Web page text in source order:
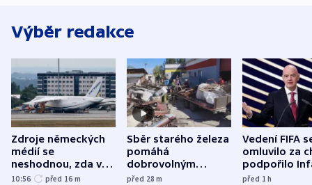
Výběr redakce
Zdroje německých
médií se
neshodnou, zda v
letadle ohroženém
10:56 před 16 m
Sběr starého železa
pomáhá
dobrovolným
hasičům financovat
před 28m
Vedení FIFA
omluvilo za
podpořilo
UEFA trvá na
před 1h